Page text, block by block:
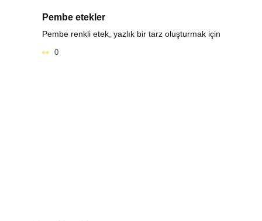
Pembe etekler
Pembe renkli etek, yazlık bir tarz oluşturmak için
0